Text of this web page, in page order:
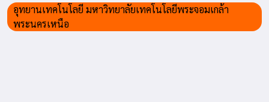
อุทยานเทคโนโลยี มหาวิทยาลัยเทคโนโลยีพระจอมเกล้า
พระนครเหนือ